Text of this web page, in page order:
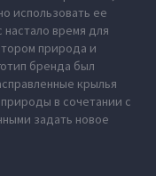
использовать ее
время для
природа и
бренда был
крылья
в сочетании с
задать новое